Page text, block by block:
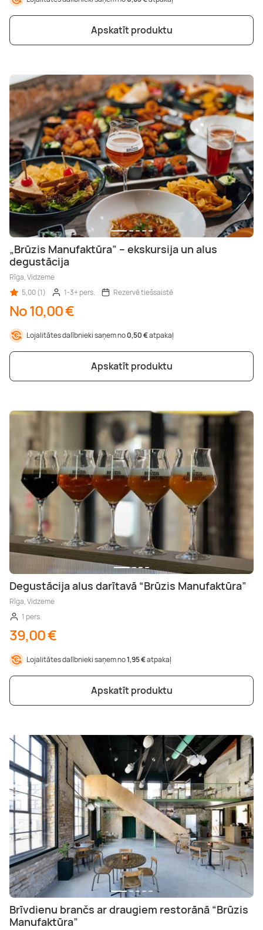
Apskatīt produktu
„Brūzis Manufaktūra” – ekskursija un alus
degustācija
Rīga, Vidzeme
5,00 (1)
1-3+ pers. Rezervē tiešsaistē
No 10,00 €
Lojalitātes dalībnieki saņem no0,50 €atpakaļ
Apskatīt produktu
Degustācija alus darītavā “Brūzis Manufaktūra”
Rīga, Vidzeme
1 pers.
39,00 €
Lojalitātes dalībnieki saņem no1,95 €atpakaļ
Apskatīt produktu
Brīvdienu brančs ar draugiem restorānā “Brūzis
Manufaktūra”